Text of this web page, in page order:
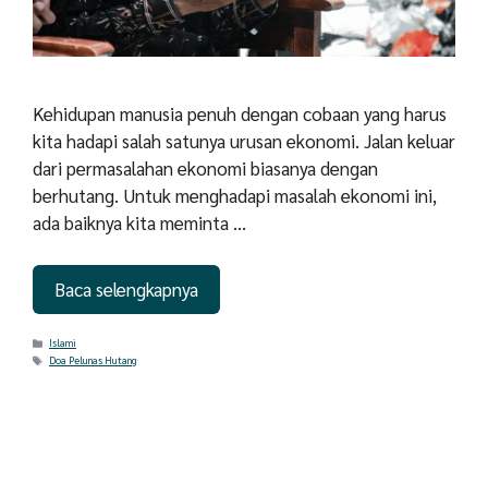
Kehidupan manusia penuh dengan cobaan yang harus
kita hadapi salah satunya urusan ekonomi. Jalan keluar
dari permasalahan ekonomi biasanya dengan
berhutang. Untuk menghadapi masalah ekonomi ini,
ada baiknya kita meminta …
Baca selengkapnya
Categories
Islami
Tags
Doa Pelunas Hutang